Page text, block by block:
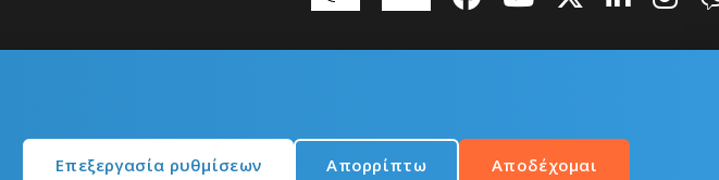
Επεξεργασία ρυθμίσεων Απορρίπτω Αποδέχομαι